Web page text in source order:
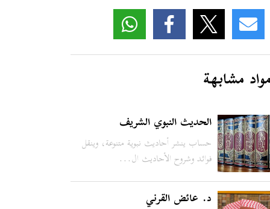
مشابهة
الحديث النبوي الشريف
حساب ينشر أحاديث نبوية متنوعة، وينقل
فوائد وشروح الأحاديث ال...
د. عائض القرني